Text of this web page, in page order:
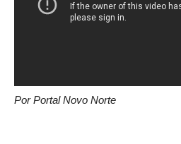
Por Portal Novo Norte